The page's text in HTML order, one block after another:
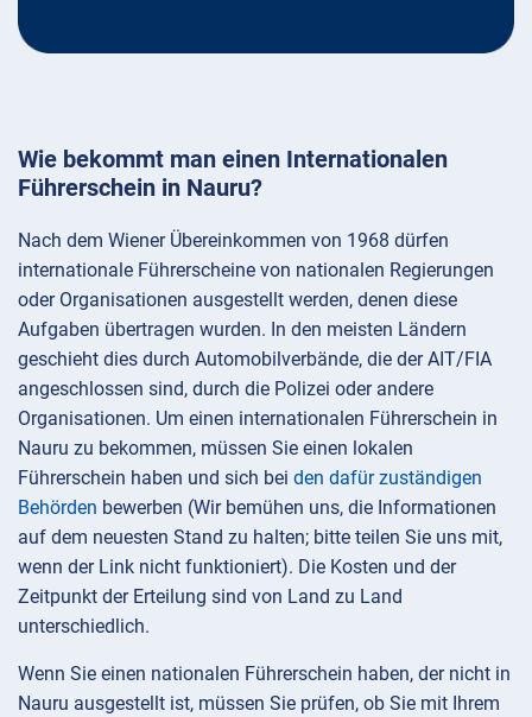
Wie bekommt man einen Internationalen
Führerschein in Nauru?
Nach dem Wiener Übereinkommen von 1968 dürfen
internationale Führerscheine von nationalen Regierungen
oder Organisationen ausgestellt werden, denen diese
Aufgaben übertragen wurden. In den meisten Ländern
geschieht dies durch Automobilverbände, die der AIT/FIA
angeschlossen sind, durch die Polizei oder andere
Organisationen. Um einen internationalen Führerschein in
Nauru zu bekommen, müssen Sie einen lokalen
Führerschein haben und sich bei den dafür zuständigen
Behörden bewerben (Wir bemühen uns, die Informationen
auf dem neuesten Stand zu halten; bitte teilen Sie uns mit,
wenn der Link nicht funktioniert). Die Kosten und der
Zeitpunkt der Erteilung sind von Land zu Land
unterschiedlich.
Wenn Sie einen nationalen Führerschein haben, der nicht in
Nauru ausgestellt ist, müssen Sie prüfen, ob Sie mit Ihrem